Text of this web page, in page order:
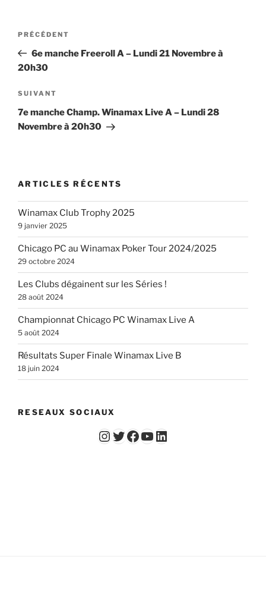
Navigation
l’article
Article
précédent
PRÉCÉDENT
6e manche Freeroll A – Lundi 21 Novembre à
20h30
Article
suivant
SUIVANT
7e manche Champ. Winamax Live A – Lundi 28
Novembre à 20h30
ARTICLES RÉCENTS
Winamax Club Trophy 2025
9 janvier 2025
Chicago PC au Winamax Poker Tour 2024/2025
29 octobre 2024
Les Clubs dégainent sur les Séries !
28 août 2024
Championnat Chicago PC Winamax Live A
5 août 2024
Résultats Super Finale Winamax Live B
18 juin 2024
RESEAUX SOCIAUX
Instagram
Twitter
Facebook
YouTube - Vidéos du Chicago Poker ClubLinkedIn